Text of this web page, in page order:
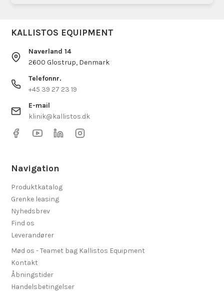
KALLISTOS EQUIPMENT
Naverland 14
2600 Glostrup, Denmark
Telefonnr.
+45 39 27 23 19
E-mail
klinik@kallistos.dk
Navigation
Produktkatalog
Grenke leasing
Nyhedsbrev
Find os
Leverandører
Mød os - Teamet bag Kallistos Equipment
Kontakt
Åbningstider
Handelsbetingelser